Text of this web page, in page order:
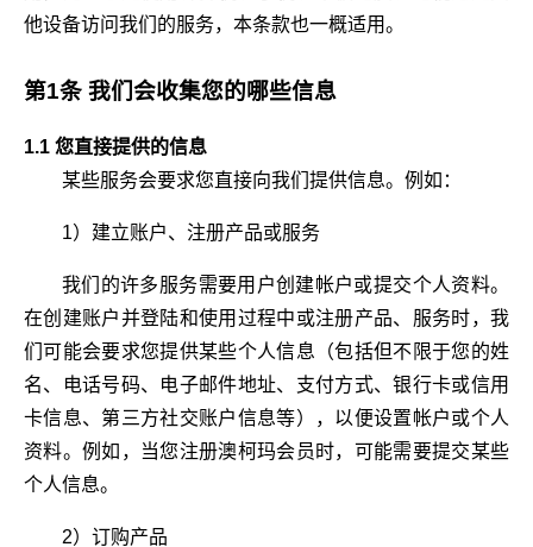
他设备访问我们的服务，本条款也一概适用。
第1条 我们会收集您的哪些信息
1.1 您直接提供的信息
某些服务会要求您直接向我们提供信息。例如：
1）建立账户、注册产品或服务
我们的许多服务需要用户创建帐户或提交个人资料。
在创建账户并登陆和使用过程中或注册产品、服务时，我
们可能会要求您提供某些个人信息（包括但不限于您的姓
名、电话号码、电子邮件地址、支付方式、银行卡或信用
卡信息、第三方社交账户信息等），以便设置帐户或个人
资料。例如，当您注册澳柯玛会员时，可能需要提交某些
个人信息。
2）订购产品